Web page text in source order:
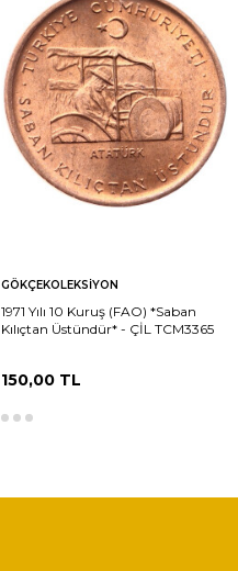
GÖKÇEKOLEKSIYON
1971 Yılı 10 Kuruş (FAO) *Saban
Kılıçtan Üstündür* - ÇİL TCM3365
150,00TL